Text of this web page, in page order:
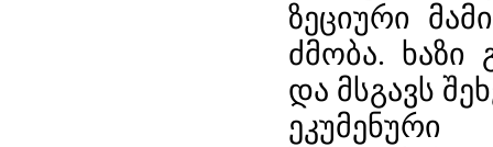
ზეციური
ძმობა. ხაზი
და მსგავს